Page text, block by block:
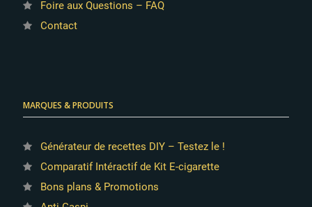
Foire aux Questions – FAQ
Contact
MARQUES & PRODUITS
Générateur de recettes DIY – Testez le !
Comparatif Intéractif de Kit E-cigarette
Bons plans & Promotions